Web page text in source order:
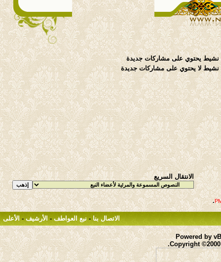
يحتوي على مشاركات جديدة
لا يحتوي على مشاركات جديدة
الانتقال السريع
.
الاتصال بنا - نبع العواطف - الأرشيف - الأعلى
Powered by
Copyright